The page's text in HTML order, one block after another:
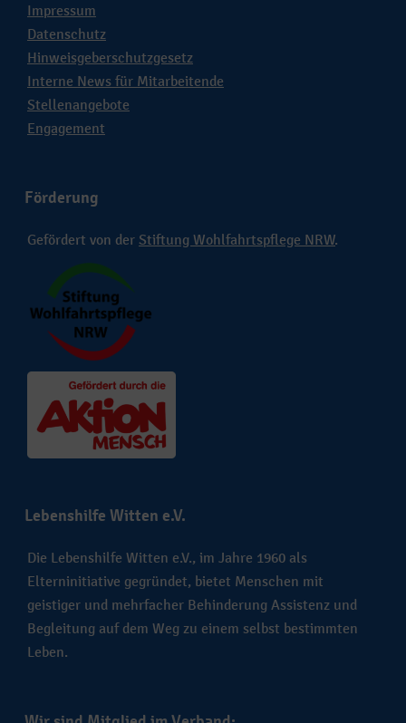
Impressum
Datenschutz
Hinweisgeberschutzgesetz
Interne News für Mitarbeitende
Stellenangebote
Engagement
Förderung
Gefördert von der Stiftung Wohlfahrtspflege NRW.
Lebenshilfe Witten e.V.
Die Lebenshilfe Witten e.V., im Jahre 1960 als
Elterninitiative gegründet, bietet Menschen mit
geistiger und mehrfacher Behinderung Assistenz und
Begleitung auf dem Weg zu einem selbst bestimmten
Leben.